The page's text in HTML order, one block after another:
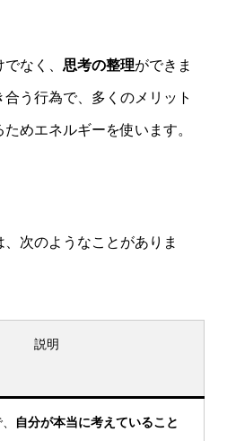
なく、 思考の整理ができま
う行為で、多くのメリット
めエネルギーを使います。
次のようなことがありま
説明
自分が本当に考えていること